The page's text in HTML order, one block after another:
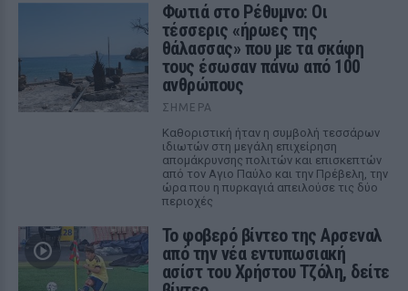
Φωτιά στο Ρέθυμνο: Οι
τέσσερις «ήρωες της
θάλασσας» που με τα σκάφη
τους έσωσαν πάνω από 100
ανθρώπους
ΣΉΜΕΡΑ
Καθοριστική ήταν η συμβολή τεσσάρων
ιδιωτών στη μεγάλη επιχείρηση
απομάκρυνσης πολιτών και επισκεπτών
από τον Αγιο Παύλο και την Πρέβελη, την
ώρα που η πυρκαγιά απειλούσε τις δύο
περιοχές
Το φοβερό βίντεο της Αρσεναλ
από την νέα εντυπωσιακή
ασίστ του Χρήστου Τζόλη, δείτε